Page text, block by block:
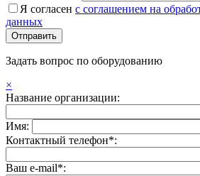
Я согласен с соглашением на
данных
Задать вопрос по оборудованию
×
Название организации:
Имя:
Контактный телефон*:
Ваш e-mail*: